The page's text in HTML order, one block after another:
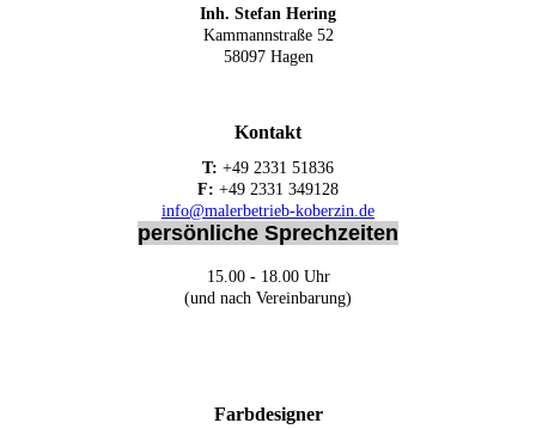
Inh. Stefan Hering
Kammannstraße 52
58097 Hagen
Kontakt
T: +49 2331 51836
F: +49 2331 349128
info@malerbetrieb-koberzin.de
persönliche Sprechzeiten
15.00 - 18.00 Uhr
(und nach Vereinbarung)
Farbdesigner